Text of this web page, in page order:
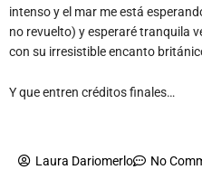
intenso y el mar me está
no revuelto) y esperaré tranquila
con su irresistible encanto
Y que entren créditos finales…
Laura Dariomerlo No